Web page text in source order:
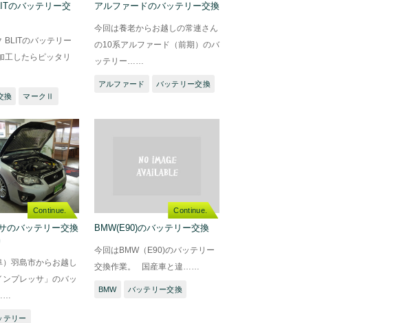
のバッテリー交
BLITのバッテリー
工したらピッタリ
換 マークⅡ
アルファードのバッテリー交換
今回は養老からお越しの常連さん
の10系アルファード（前期）のバ
ッテリー……
アルファード バッテリー交換
Continue.
のバッテリー交換
羽島市からお越し
プレッサ」のバッ
テリー
Continue.
BMW(E90)のバッテリー交換
今回はBMW（E90)のバッテリー
交換作業。 国産車と違……
BMW バッテリー交換